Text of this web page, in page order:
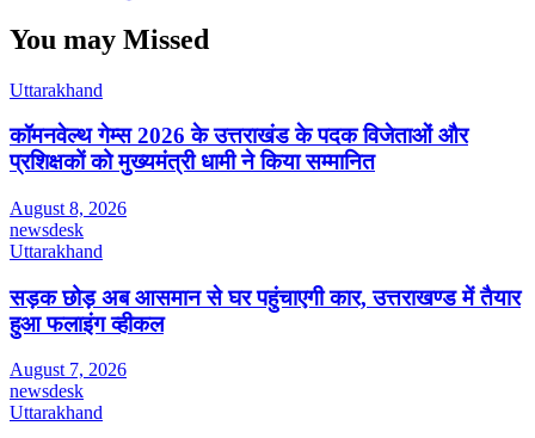
You may Missed
Uttarakhand
कॉमनवेल्थ गेम्स 2026 के उत्तराखंड के पदक विजेताओं और
प्रशिक्षकों को मुख्यमंत्री धामी ने किया सम्मानित
August 8, 2026
newsdesk
Uttarakhand
सड़क छोड़ अब आसमान से घर पहुंचाएगी कार, उत्तराखण्ड में तैयार
हुआ फलाइंग व्हीकल
August 7, 2026
newsdesk
Uttarakhand